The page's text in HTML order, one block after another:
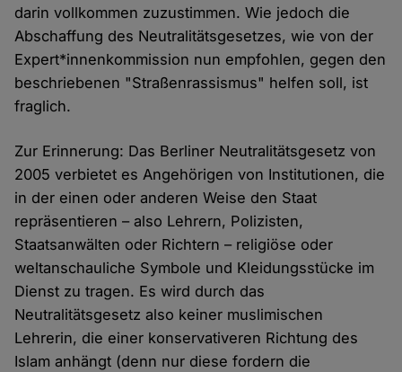
darin vollkommen zuzustimmen. Wie jedoch die
Abschaffung des Neutralitätsgesetzes, wie von der
Expert*innenkommission nun empfohlen, gegen den
beschriebenen "Straßenrassismus" helfen soll, ist
fraglich.
Zur Erinnerung: Das Berliner Neutralitätsgesetz von
2005 verbietet es Angehörigen von Institutionen, die
in der einen oder anderen Weise den Staat
repräsentieren – also Lehrern, Polizisten,
Staatsanwälten oder Richtern – religiöse oder
weltanschauliche Symbole und Kleidungsstücke im
Dienst zu tragen. Es wird durch das
Neutralitätsgesetz also keiner muslimischen
Lehrerin, die einer konservativeren Richtung des
Islam anhängt (denn nur diese fordern die